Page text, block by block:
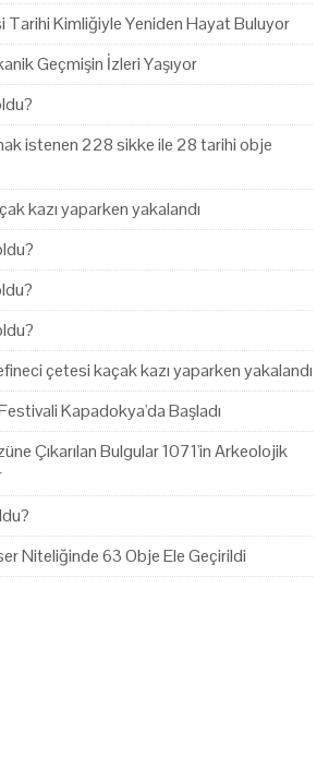
Tarihi Kimliğiyle Yeniden Hayat Buluyor
Geçmişin İzleri Yaşıyor
istenen 228 sikke ile 28 tarihi obje
kazı yaparken yakalandı
çetesi kaçak kazı yaparken yakalandı
Kapadokya'da Başladı
Çıkarılan Bulgular 1071'in Arkeolojik
Niteliğinde 63 Obje Ele Geçirildi